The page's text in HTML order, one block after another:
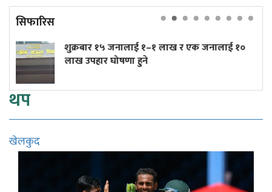
सिफारिस
जनालाई १–१ लाख र एक जनालाई १०
घोषणा हुने
थप
खेलकुद